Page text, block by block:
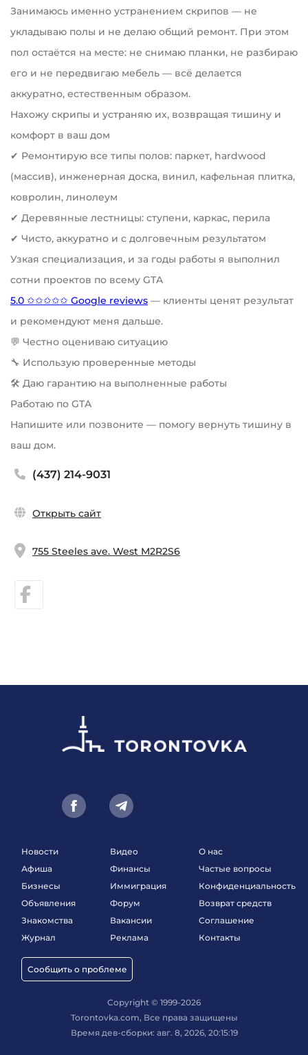
Занимаюсь именно устранением скрипов — не
укладываю полы и не делаю общий ремонт. При этом
пол остаётся на месте: не снимаю планки, не разбираю
его и не передвигаю мебель — всё делается
аккуратно, естественным образом.
Нахожу скрипы и устраняю их, возвращая тишину и
комфорт в ваш дом
✔ Ремонтирую все типы полов: паркет, hardwood
(массив), инженерная доска, винил, кафельная плитка,
ковролин, линолеум
✔ Деревянные лестницы: ступени, каркас, перила
✔ Чисто, аккуратно и с долговечным результатом
Узкая специализация, и за годы работы я выполнил
сотни проектов по всему GTA
5.0 ✩✩✩✩✩ Google reviews — клиенты ценят результат
и рекомендуют меня дальше.
💬 Честно оцениваю ситуацию
🔧 Использую проверенные методы
🛠️ Даю гарантию на выполненные работы
Работаю по GTA
Напишите или позвоните — помогу вернуть тишину в
ваш дом.
(437) 214-9031
Открыть сайт
755 Steeles ave. West M2R2S6
Новости
Афиша
Бизнесы
Объявления
Знакомства
Журнал
Сообщить о проблеме
Видео
Финансы
Иммиграция
Форум
Вакансии
Реклама
О нас
Частые вопросы
Конфиденциальность
Возврат средств
Соглашение
Контакты
Copyright © 1999-2026
Torontovka.com, Все права защищены
Время дев-сборки: авг. 8, 2026, 20:15:19